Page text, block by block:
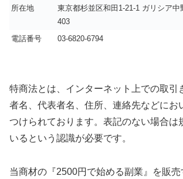
所在地
東京都杉並区和田1-21-1 ガリシア中
403
電話番号
03-6820-6794
特商法とは、インターネット上での取引
者名、代表者名、住所、連絡先などにお
つけられております。表記のない場合は
いるという認識が必要です。
当商材の『2500円で始める副業』を販売